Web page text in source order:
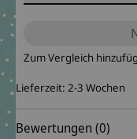
Zum Vergleich
Lieferzeit: 2-3 Wochen
Bewertungen (0)